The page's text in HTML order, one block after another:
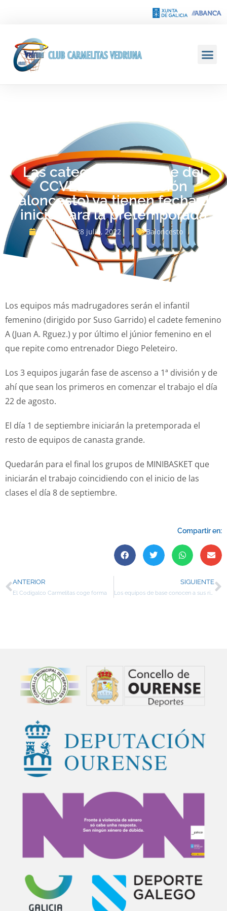
Las categorías de base del
CCVEDRUNA (sección
baloncesto) ya tienen fecha de
inicio para la pretemporada
Publicado: 28 julio, 2022 Baloncesto
Los equipos más madrugadores serán el infantil
femenino (dirigido por Suso Garrido) el cadete femenino
A (Juan A. Rguez.) y por último el júnior femenino en el
que repite como entrenador Diego Peleteiro.
Los 3 equipos jugarán fase de ascenso a 1ª división y de
ahí que sean los primeros en comenzar el trabajo el día
22 de agosto.
El día 1 de septiembre iniciarán la pretemporada el
resto de equipos de canasta grande.
Quedarán para el final los grupos de MINIBASKET que
iniciarán el trabajo coincidiendo con el inicio de las
clases el día 8 de septiembre.
Compartir en:
ANTERIOR
El Codigalco Carmelitas coge forma
SIGUIENTE
Los equipos de base conocen a sus rivales en las fases previas